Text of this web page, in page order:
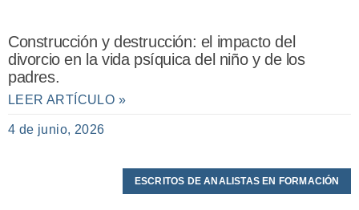
Construcción y destrucción: el impacto del
divorcio en la vida psíquica del niño y de los
padres.
LEER ARTÍCULO »
4 de junio, 2026
ESCRITOS DE ANALISTAS EN FORMACIÓN